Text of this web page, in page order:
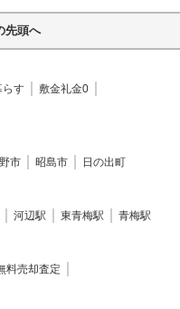
先頭へ
らす
敷金礼金0
市 昭島市 日の出町
河辺駅 東青梅駅 青梅駅
料売却査定